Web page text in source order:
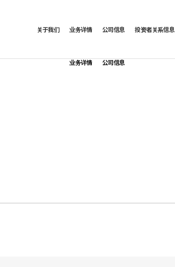
关于我们 业务详情
业务详情
公司信息
公司信息
投资者关系信息